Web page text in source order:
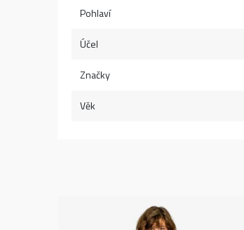
Pohlaví
Účel
Značky
Věk